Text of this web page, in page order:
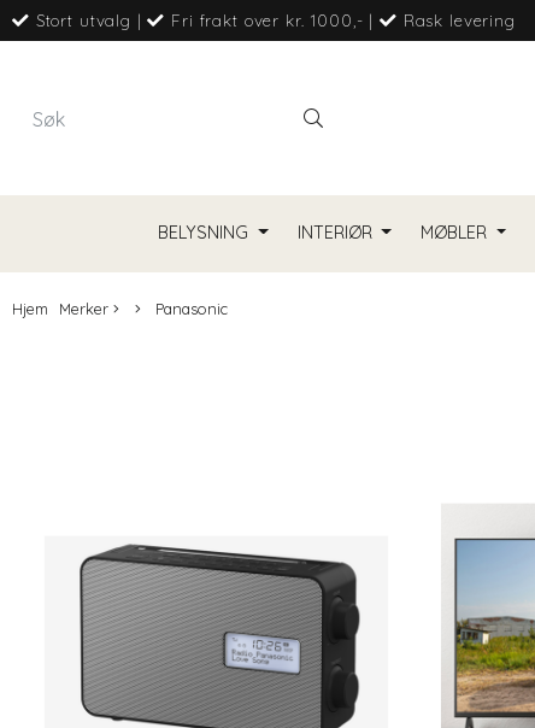
Stort utvalg | Fri frakt over kr. 1000,- | Rask levering
BELYSNING INTERIØR MØBLER
Hjem Merker Panasonic